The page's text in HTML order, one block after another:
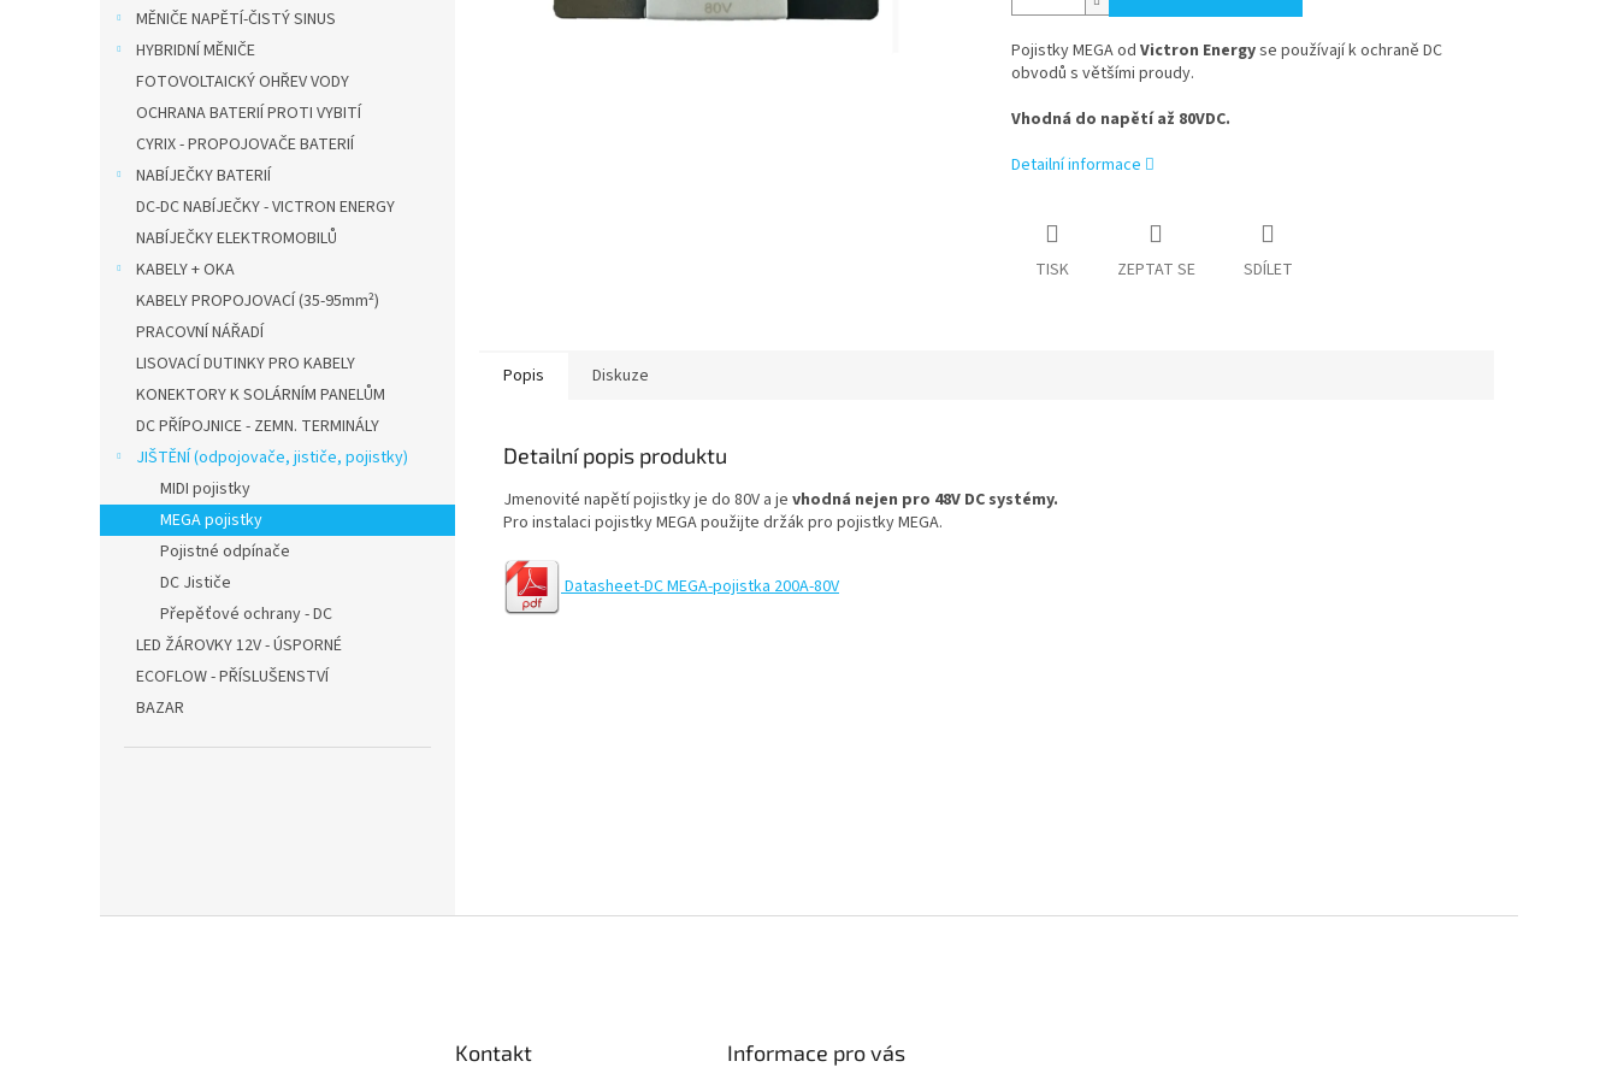
MĚNIČE NAPĚTÍ-ČISTÝ SINUS
HYBRIDNÍ MĚNIČE
FOTOVOLTAICKÝ OHŘEV VODY
OCHRANA BATERIÍ PROTI VYBITÍ
CYRIX - PROPOJOVAČE BATERIÍ
NABÍJEČKY BATERIÍ
DC-DC NABÍJEČKY - VICTRON ENERGY
NABÍJEČKY ELEKTROMOBILŮ
KABELY + OKA
KABELY PROPOJOVACÍ (35-95mm²)
PRACOVNÍ NÁŘADÍ
LISOVACÍ DUTINKY PRO KABELY
KONEKTORY K SOLÁRNÍM PANELŮM
DC PŘÍPOJNICE - ZEMN. TERMINÁLY
JIŠTĚNÍ (odpojovače, jističe, pojistky)
MIDI pojistky
MEGA pojistky
Pojistné odpínače
DC Jističe
Přepěťové ochrany - DC
LED ŽÁROVKY 12V - ÚSPORNÉ
ECOFLOW - PŘÍSLUŠENSTVÍ
BAZAR
Pojistky MEGA od Victron Energyse používají k ochraně DC
obvodů s většími proudy.
Vhodná do napětí až 80VDC.
Detailní informace
TISK ZEPTAT SE SDÍLET
Popis Diskuze
Detailní popis produktu
Jmenovité napětí pojistky je do 80V a je vhodná nejen pro 48V DC systémy.
Pro instalaci pojistky MEGA použijte držák pro pojistky MEGA.
Datasheet-DC MEGA-pojistka 200A-80V
Kontakt Informace pro vás